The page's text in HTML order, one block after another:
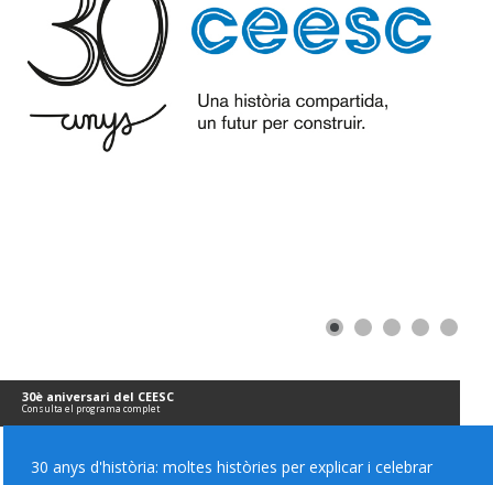
30è aniversari del CEESC
Consulta el programa complet
30 anys d'història: moltes històries per explicar i celebrar